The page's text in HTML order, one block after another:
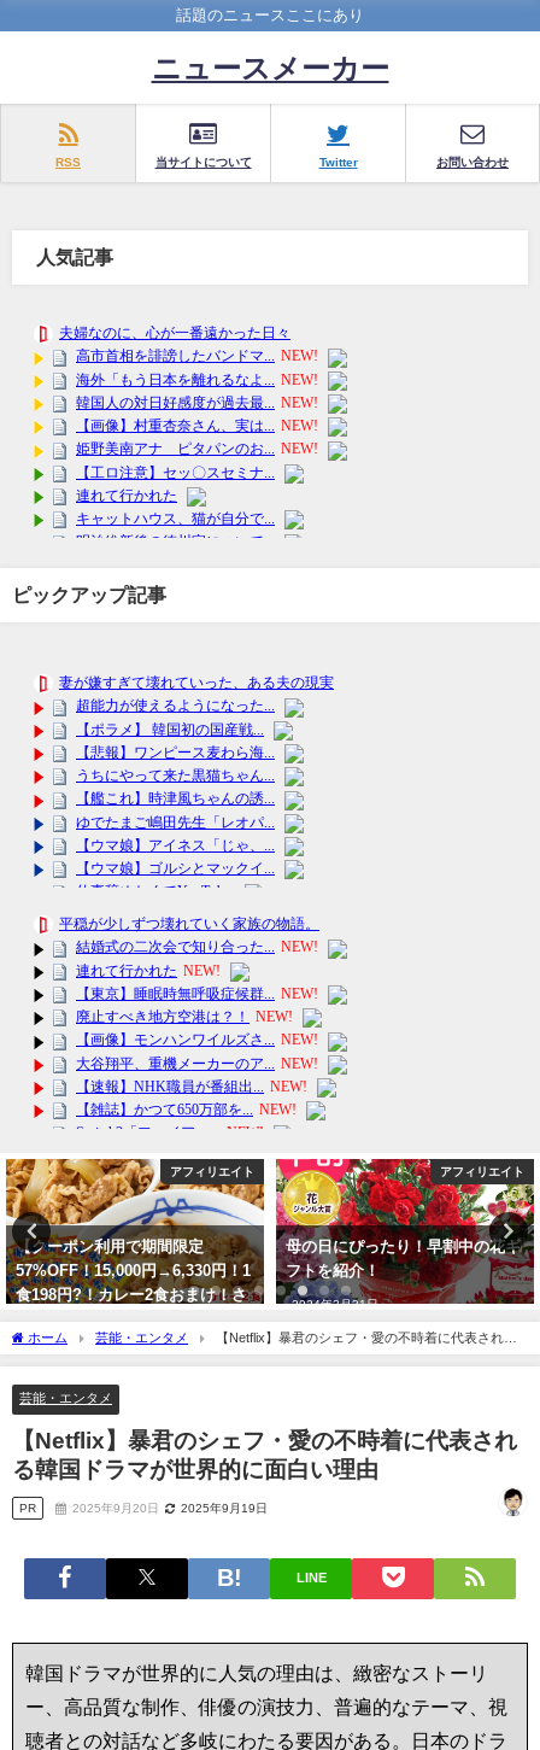
話題のニュースここにあり
ニュースメーカー
RSS 当サイトについて Twitter お問い合わせ
人気記事
ピックアップ記事
アフィリエイト
母の日にぴったり！早割中の花ギ
フトを紹介！
2024年3月31日
芸能・エンタメ
【自粛】「有愛きい vs 天彩峰
里」について、すみれコードを遵
守するファンは複雑な心境。過去
にも元HKT48岡田栞奈が宝塚宙組
の七海ひろきファンよりフルボッ
コにされています！
ホーム 芸能・エンタメ
【Netflix】暴君のシェフ・愛の不時着に代表される
韓国ドラマが世界的に面白い理由
芸能・エンタメ
【Netflix】暴君のシェフ・愛の不時着に代表され
る韓国ドラマが世界的に面白い理由
PR 2025年9月20日 2025年9月19日
LINE
韓国ドラマが世界的に人気の理由は、緻密なストーリ
ー、高品質な制作、俳優の演技力、普遍的なテーマ、視
聴者との対話など多岐にわたる要因がある。日本のドラ